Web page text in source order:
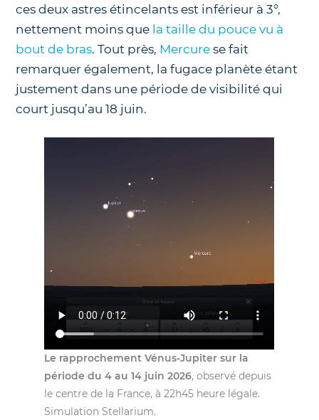
ces deux astres étincelants est inférieur à 3°,
nettement moins que la taille du pouce vu à
bout de bras. Tout près, Mercure se fait
remarquer également, la fugace planète étant
justement dans une période de visibilité qui
court jusqu’au 18 juin.
Le rapprochement Vénus-Jupiter sur la
période du 4 au 14 juin 2026, observé depuis
le centre de la France, à 22h45 heure légale.
Simulation Stellarium.